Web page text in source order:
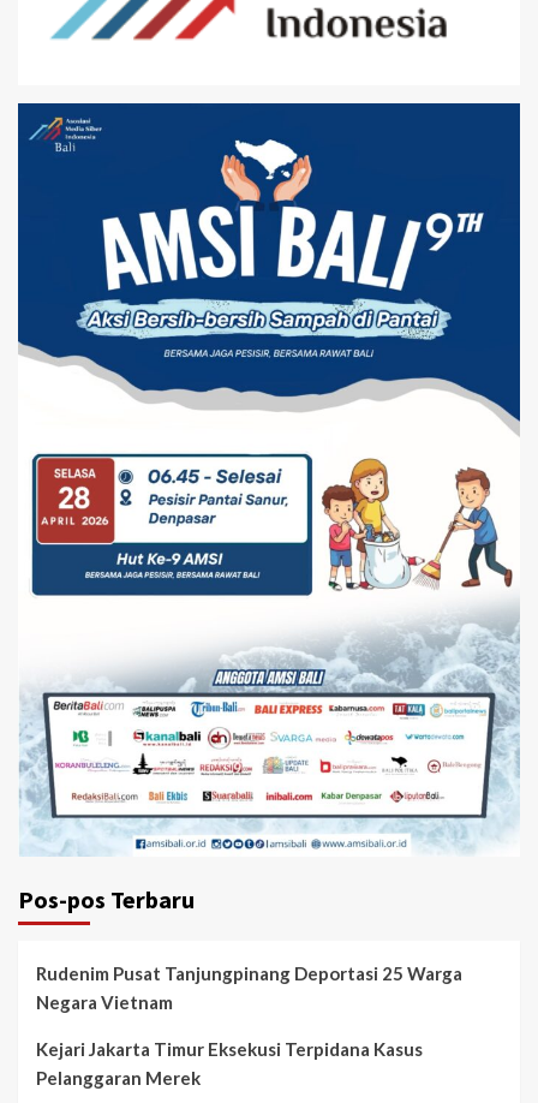
Pos-pos Terbaru
Rudenim Pusat Tanjungpinang Deportasi 25 Warga
Negara Vietnam
Kejari Jakarta Timur Eksekusi Terpidana Kasus
Pelanggaran Merek